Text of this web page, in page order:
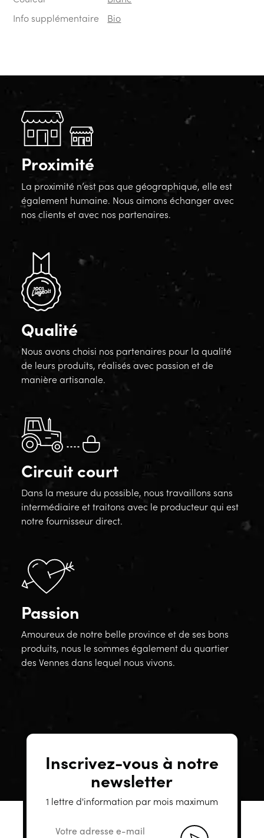
Info supplémentaire
Bio
Proximité
La proximité n’est pas que géographique, elle est
également humaine. Nous aimons échanger avec
nos clients et avec nos partenaires.
Qualité
Nous avons choisi nos partenaires pour la qualité
de leurs produits, réalisés avec passion et de
manière artisanale.
Circuit court
Dans la mesure du possible, nous travaillons sans
intermédiaire et traitons avec le producteur qui est
notre fournisseur direct.
Passion
Amoureux de notre belle province et de ses bons
produits, nous le sommes également du quartier
des Vennes dans lequel nous vivons.
Inscrivez-vous à notre
newsletter
1 lettre d'information par mois maximum